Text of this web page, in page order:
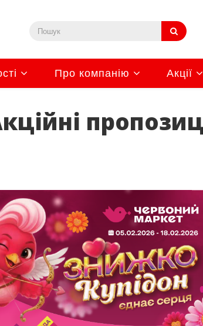
Про компанію Акції